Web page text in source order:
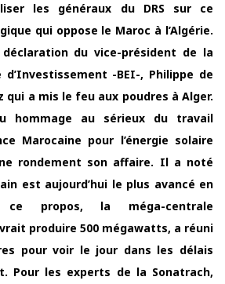
les généraux du DRS sur ce
qui oppose le Maroc à l’Algérie.
du vice-président de la
d’Investissement -BEI-, Philippe de
qui a mis le feu aux poudres à Alger.
hommage au sérieux du travail
Marocaine pour l’énergie solaire
rondement son affaire. Il a noté
est aujourd’hui le plus avancé en
ce propos, la méga-centrale
produire 500 mégawatts, a réuni
pour voir le jour dans les délais
Pour les experts de la Sonatrach,